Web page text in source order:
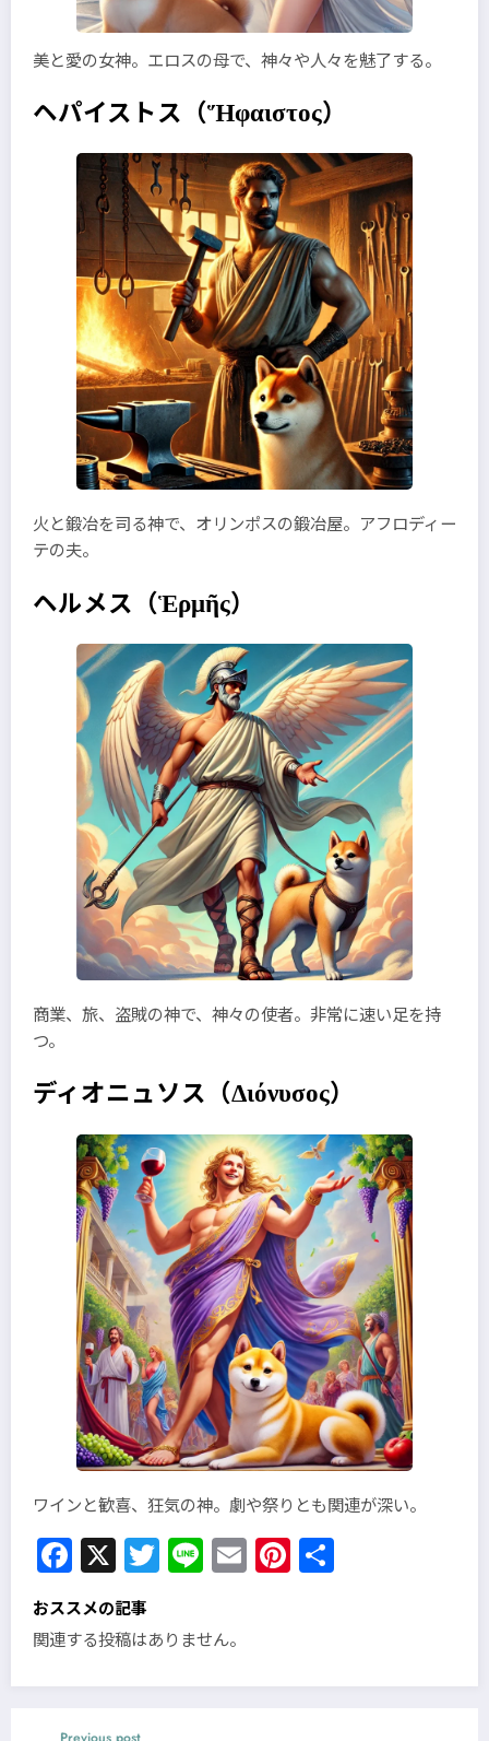
美と愛の女神。エロスの母で、神々や人々を魅了する。
ヘパイストス （Ἥφαιστος）
火と鍛冶を司る神で、オリンポスの鍛冶屋。アフロディー
テの夫。
ヘルメス （Ἑρμῆς）
商業、旅、盗賊の神で、神々の使者。非常に速い足を持
つ。
ディオニュソス （Διόνυσος）
ワインと歓喜、狂気の神。劇や祭りとも関連が深い。
Facebook
X Twitter
LineEmailPinterest
おススメの記事
関連する投稿はありません。